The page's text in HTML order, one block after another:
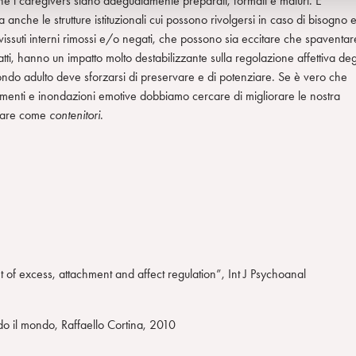
le strutture istituzionali cui possono rivolgersi in caso di bisogno
interni rimossi e/o negati, che possono sia eccitare che
hanno un impatto molto destabilizzante sulla regolazione affettiva
adulto deve sforzarsi di preservare e di potenziare. Se è vero che
e inondazioni emotive dobbiamo cercare di migliorare le nostra
come contenitori.
excess, attachment and affect regulation”, Int J Psychoanal
il mondo, Raffaello Cortina, 2010